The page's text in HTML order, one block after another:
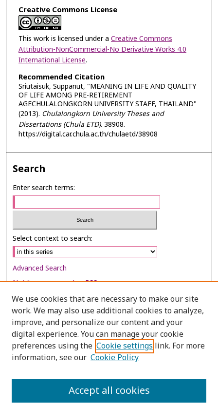
Creative Commons License
This work is licensed under a Creative Commons
Attribution-NonCommercial-No Derivative Works 4.0
International License.
Recommended Citation
Sriutaisuk, Suppanut, "MEANING IN LIFE AND QUALITY
OF LIFE AMONG PRE-RETIREMENT
AGECHULALONGKORN UNIVERSITY STAFF, THAILAND"
(2013). Chulalongkorn University Theses and
Dissertations (Chula ETD). 38908.
https://digital.car.chula.ac.th/chulaetd/38908
Search
Enter search terms:
Select context to search:
Advanced Search
Notify me via email orRSS
Browse
Collections
Disciplines
Authors
We use cookies that are necessary to make our site
work. We may also use additional cookies to analyze,
improve, and personalize our content and your
digital experience. You can manage your cookie
preferences using the Cookie settings link. For more
information, see our Cookie Policy
Accept all cookies